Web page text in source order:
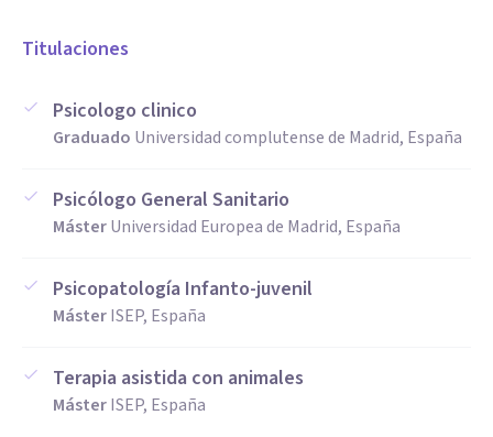
Titulaciones
Psicologo clinico
Graduado Universidad complutense de Madrid, España
Psicólogo General Sanitario
MásterUniversidad Europea de Madrid, España
Psicopatología Infanto-juvenil
MásterISEP, España
Terapia asistida con animales
MásterISEP, España